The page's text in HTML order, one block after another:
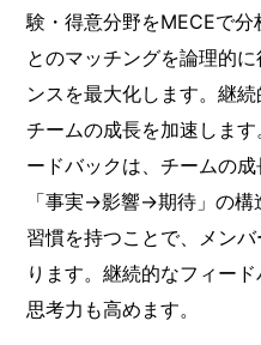
験・得意分野をMECEで
とのマッチングを論理的
ンスを最大化します。継
チームの成長を加速しま
ードバックは、チームの成
「事実→影響→期待」の構
習慣を持つことで、メン
ります。継続的なフィー
思考力も高めます。